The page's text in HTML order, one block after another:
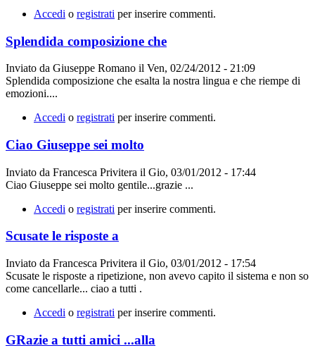
Accedi o registrati per inserire commenti.
Splendida composizione che
Inviato da Giuseppe Romano il Ven, 02/24/2012 - 21:09
Splendida composizione che esalta la nostra lingua e che riempe di
emozioni....
Accedi o registrati per inserire commenti.
Ciao Giuseppe sei molto
Inviato da Francesca Privitera il Gio, 03/01/2012 - 17:44
Ciao Giuseppe sei molto gentile...grazie ...
Accedi o registrati per inserire commenti.
Scusate le risposte a
Inviato da Francesca Privitera il Gio, 03/01/2012 - 17:54
Scusate le risposte a ripetizione, non avevo capito il sistema e non so
come cancellarle... ciao a tutti .
Accedi o registrati per inserire commenti.
GRazie a tutti amici ...alla